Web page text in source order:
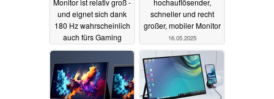
und eignet sich dank
180 Hz wahrscheinlich
auch fürs Gaming
25.08.2025
schneller und recht
großer, mobiler Monitor
16.05.2025